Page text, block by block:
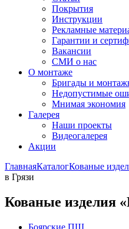
Покрытия
Инструкции
Рекламные
Гарантии и
Вакансии
СМИ о нас
О монтаже
Бригады и
Недопустимые
Мнимая экономия
Галерея
Наши проекты
Видеогалерея
Акции
ГлавнаяКаталогКованые
в Грязи
Кованые изделия
Боярские ПШ